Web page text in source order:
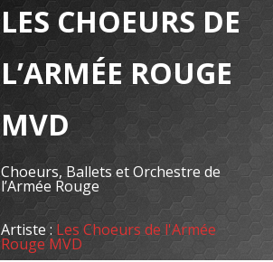
LES CHOEURS DE
L’ARMÉE ROUGE
MVD
Choeurs, Ballets et Orchestre de
l’Armée Rouge
Artiste :Les Choeurs de l'Armée
Rouge MVD